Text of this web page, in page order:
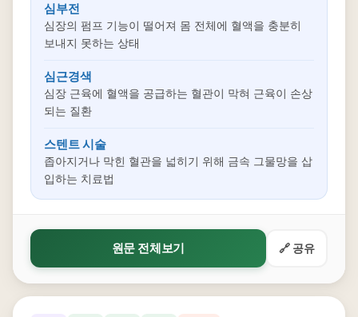
심부전
심장의 펌프 기능이 떨어져 몸 전체에 혈액을 충분히
보내지 못하는 상태
심근경색
심장 근육에 혈액을 공급하는 혈관이 막혀 근육이 손상
되는 질환
스텐트 시술
좁아지거나 막힌 혈관을 넓히기 위해 금속 그물망을 삽
입하는 치료법
원문 전체보기 🔗 공유